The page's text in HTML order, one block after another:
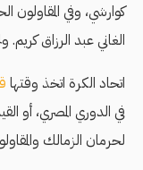
كوارشي، وفي
الغاني عبد الرزاق
اتحاد الكرة اتخذ وقتها
في الدوري المصري، أو
لحرمان الزمالك